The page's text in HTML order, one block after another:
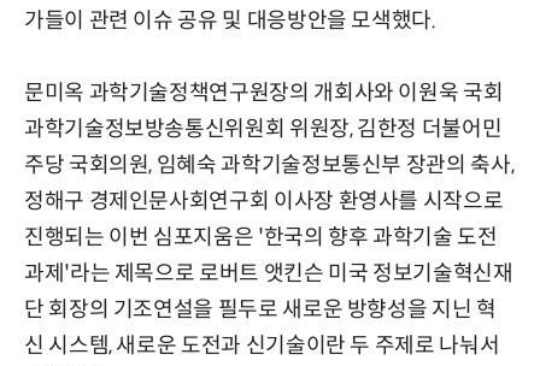
가들이 관련 이슈 공유 및 대응방안을 모색했다.
문미옥 과학기술정책연구원장의 개회사와 이원욱 국회
과학기술정보방송통신위원회 위원장, 김한정 더불어민
주당 국회의원, 임혜숙 과학기술정보통신부 장관의 축사,
정해구 경제인문사회연구회 이사장 환영사를 시작으로
진행되는 이번 심포지움은 '한국의 향후 과학기술 도전
과제'라는 제목으로 로버트 앳킨슨 미국 정보기술혁신재
단 회장의 기조연설을 필두로 새로운 방향성을 지닌 혁
신 시스템, 새로운 도전과 신기술이란 두 주제로 나눠서